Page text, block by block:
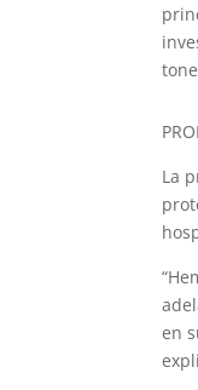
La
en